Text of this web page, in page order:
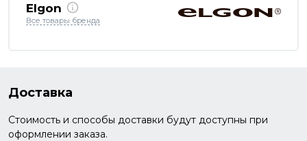
Elgon
Все товары бренда
Доставка
Стоимость и способы доставки будут доступны при
оформлении заказа.